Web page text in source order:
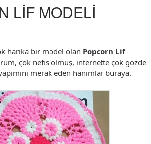
LİF MODELİ
harika bir model olan Popcorn Lif
çok nefis olmuş, internette çok gözde
merak eden hanımlar buraya.